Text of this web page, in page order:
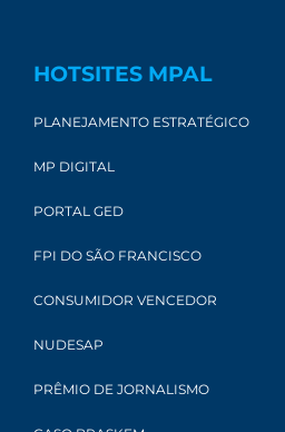
HOTSITES MPAL
PLANEJAMENTO ESTRATÉGICO
MP DIGITAL
PORTAL GED
FPI DO SÃO FRANCISCO
CONSUMIDOR VENCEDOR
NUDESAP
PRÊMIO DE JORNALISMO